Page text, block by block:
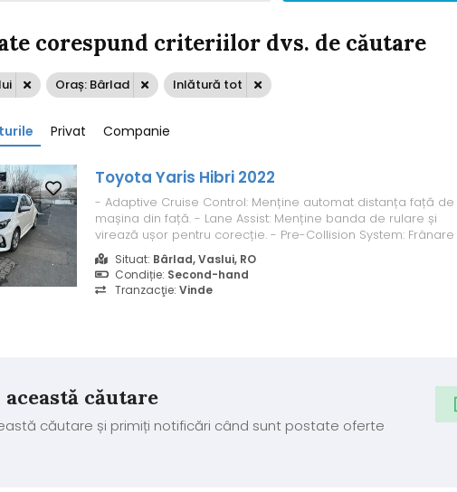
corespund criteriilor dvs. de căutare
Oraș: Bârlad Inlătură tot
Privat Companie
Toyota Yaris Hibri 2022
- Adaptive Cruise Control: Menține automat distanța față de
mașina din față. - Lane Assist: Menține banda de rulare și
virează ușor pentru corecție. - Pre-Collision System: Frânare
automată de urgență cu detectarea pietonilor și bicicliștilor. -
Road Sign Assist: Recunoașterea semnelor de circulație. -
Fază lungă autom...
Situat: Bârlad, Vaslui, RO
Condiție: Second-hand
Tranzacţie: Vinde
căutare
căutare și primiți notificări când sunt postate oferte